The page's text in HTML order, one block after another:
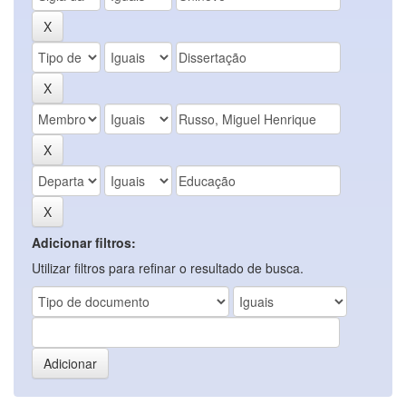
Adicionar filtros:
Utilizar filtros para refinar o resultado de busca.